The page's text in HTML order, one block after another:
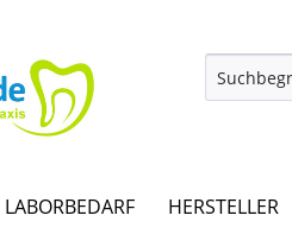
LABORBEDARF HERSTELLER